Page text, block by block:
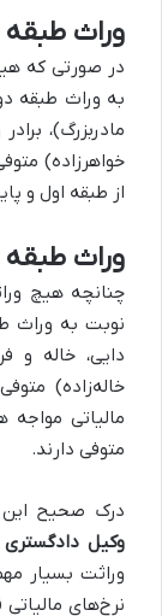
وراث
در صورتی که
به وراث طبقه
مادربزرگ)،
خواهرزاده)
از طبقه اول و
وراث
چنانچه هیچ
نوبت به وراث
دایی، خاله و
خاله‌زاده)
مالیاتی مواجه
متوفی دارند.
درک صحیح این
وکیل دادگستری
وراثت بسیار
نرخ‌های مالیاتی